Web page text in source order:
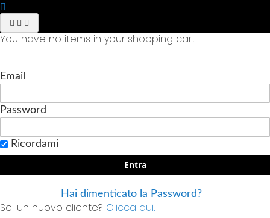
You have no items in your shopping cart
Email
Password
Ricordami
Entra
Hai dimenticato la Password?
Sei un nuovo cliente? Clicca qui.